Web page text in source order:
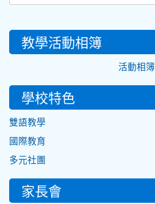
教學活動相簿
活動相簿
學校特色
雙語教學
國際教育
多元社團
家長會